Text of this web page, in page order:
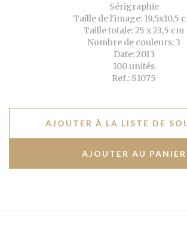
Sérigraphie
Taille de l'image: 19,5x10,5
Taille totale: 25 x 23,5 cm
Nombre de couleurs: 3
Date: 2013
100 unités
Ref.: S1075
AJOUTER À LA LISTE DE